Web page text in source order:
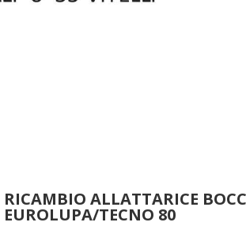
RICAMBIO ALLATTARICE
EUROLUPA/TECNO 80